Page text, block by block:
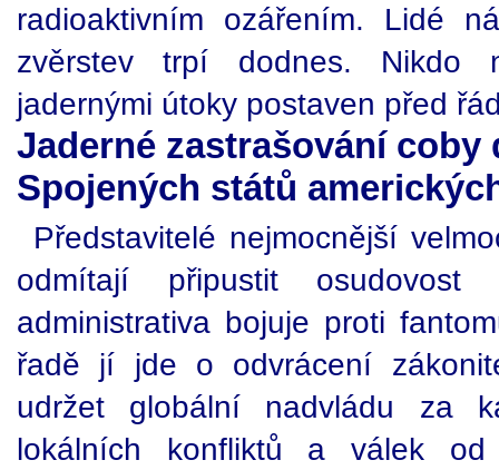
radioaktivním ozářením. Lidé
zvěrstev trpí dodnes. Nikdo
jadernými útoky postaven před
Jaderné zastrašování coby
Spojených států
Představitelé nejmocnější
odmítají připustit osudovost
administrativa bojuje proti
řadě jí jde o odvrácení
udržet globální nadvládu za
lokálních konfliktů a válek od